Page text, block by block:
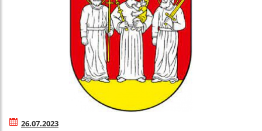
26.07.2023